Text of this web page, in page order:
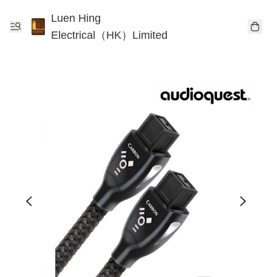
Luen Hing
Electrical（HK）Limited